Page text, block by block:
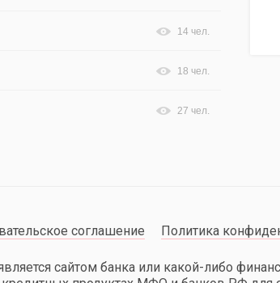
14 чел.
18 чел.
27 чел.
соглашение Политика
сайтом банка или какой-либо